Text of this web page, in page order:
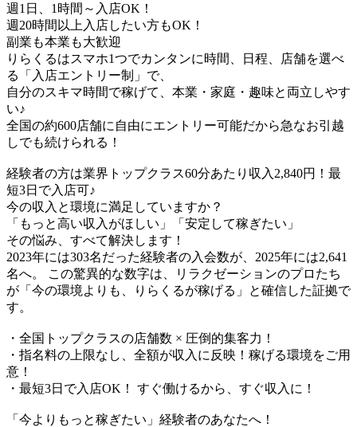
週1日、1時間～入店OK！
週20時間以上入店したい方もOK！
副業も本業も大歓迎
りらくるはスマホ1つでカンタンに時間、日程、店舗を選べ
る「入店エントリー制」で、
​自分のスキマ時間で稼げて、本業・家庭・趣味と両立しやす
い♪​
全国の約600店舗に自由にエントリー可能だから急なお引越
しでも続けられる！
経験者の方は業界トップクラス60分あたり収入2,840円！最
短3日で入店可♪
今の収入と環境に満足していますか？
「もっと高い収入がほしい」「安定して稼ぎたい」
その悩み、すべて解決します！
2023年には303名だった経験者の入会数が、2025年には2,641
名へ。 この驚異的な数字は、リラクゼーションのプロたち
が「今の環境よりも、りらくるが稼げる」と確信した証拠で
す。
・全国トップクラスの店舗数 × 圧倒的集客力！
・指名料の上限なし、全額が収入に反映！稼げる環境をご用
意！
・最短3日で入店OK！ すぐ働けるから、すぐ収入に！
「今よりもっと稼ぎたい」経験者のあなたへ！